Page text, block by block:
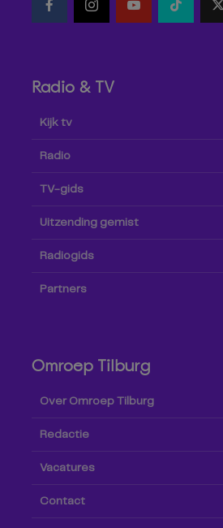
Radio & TV
Kijk tv
Radio
TV-gids
Uitzending gemist
Radiogids
Partners
Omroep Tilburg
Over Omroep Tilburg
Redactie
Vacatures
Contact